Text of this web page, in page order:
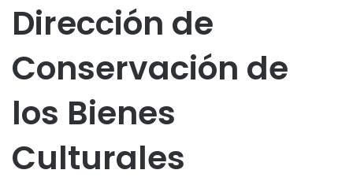
Dirección de
Conservación de
los Bienes
Culturales